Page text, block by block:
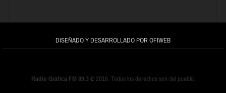
DISEÑADO Y DESARROLLADO POR OFIWEB
Radio Grafica FM 89.3© 2016. Todos los derechos son del pueblo.